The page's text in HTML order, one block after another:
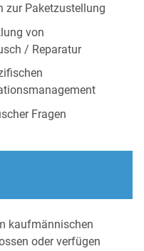
zur Paketzustellung
von
/ Reparatur
Fragen
kaufmännischen
oder verfügen